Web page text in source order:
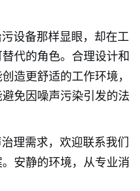
设备那样显眼，却在工
代的角色。合理设计和
造更舒适的工作环境，
免因噪声污染引发的法
治理需求，欢迎联系我们
安静的环境，从专业消